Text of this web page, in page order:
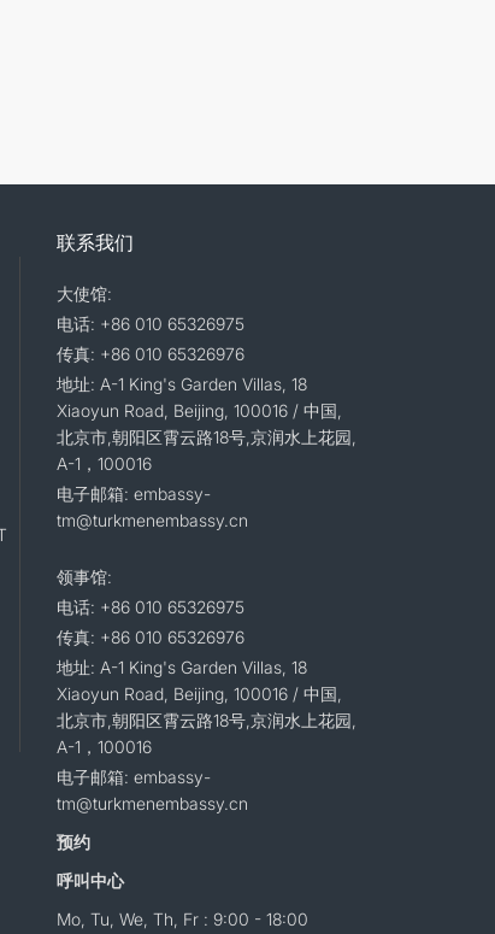
联系我们
大使馆:
电话: +86 010 65326975
传真: +86 010 65326976
地址: A-1 King's Garden Villas, 18
Xiaoyun Road, Beijing, 100016 / 中国,
北京市,朝阳区霄云路18号,京润水上花园,
A-1，100016
电子邮箱: embassy-
tm@turkmenembassy.cn
领事馆:
电话: +86 010 65326975
传真: +86 010 65326976
地址: A-1 King's Garden Villas, 18
Xiaoyun Road, Beijing, 100016 / 中国,
北京市,朝阳区霄云路18号,京润水上花园,
A-1，100016
电子邮箱: embassy-
tm@turkmenembassy.cn
预约
呼叫中心
Mo, Tu, We, Th, Fr : 9:00 - 18:00